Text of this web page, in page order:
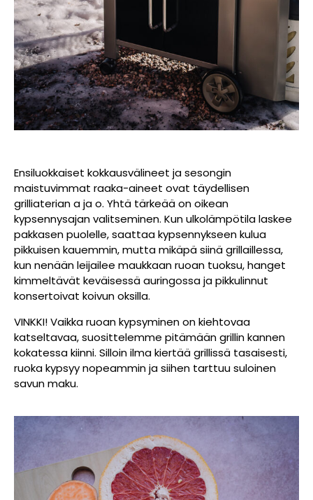
Ensiluokkaiset kokkausvälineet ja sesongin
maistuvimmat raaka-aineet ovat täydellisen
grilliaterian a ja o. Yhtä tärkeää on oikean
kypsennysajan valitseminen. Kun ulkolämpötila laskee
pakkasen puolelle, saattaa kypsennykseen kulua
pikkuisen kauemmin, mutta mikäpä siinä grillaillessa,
kun nenään leijailee maukkaan ruoan tuoksu, hanget
kimmeltävät keväisessä auringossa ja pikkulinnut
konsertoivat koivun oksilla.
VINKKI! Vaikka ruoan kypsyminen on kiehtovaa
katseltavaa, suosittelemme pitämään grillin kannen
kokatessa kiinni. Silloin ilma kiertää grillissä tasaisesti,
ruoka kypsyy nopeammin ja siihen tarttuu suloinen
savun maku.